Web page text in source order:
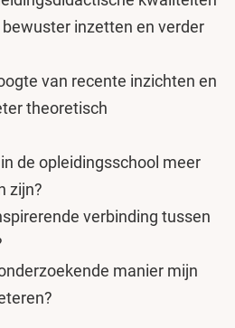
inzetten en verder
van recente inzichten en
theoretisch
de opleidingsschool meer
zijn?
verbinding tussen
manier mijn